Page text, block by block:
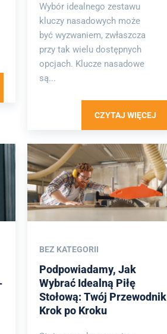
Wybór idealnego zestawu
kluczy nasadowych może
być wyzwaniem, zwłaszcza
przy tak wielu dostępnych
opcjach. Klucze nasadowe
są...
CZYTAJ WIĘCEJ
BEZ KATEGORII
Podpowiadamy, Jak
Wybrać Idealną Piłę
Stołową: Twój Przewodnik
Krok po Kroku